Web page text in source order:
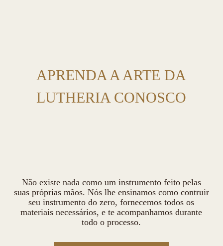
APRENDA A ARTE DA
LUTHERIA CONOSCO
Não existe nada como um instrumento feito pelas
suas próprias mãos. Nós lhe ensinamos como contruir
seu instrumento do zero, fornecemos todos os
materiais necessários, e te acompanhamos durante
todo o processo.